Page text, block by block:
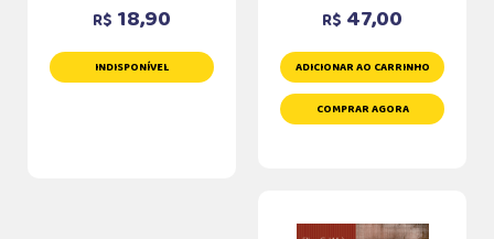
R$ 18,90
INDISPONÍVEL
R$ 47,00
ADICIONAR AO CARRINHO
COMPRAR AGORA